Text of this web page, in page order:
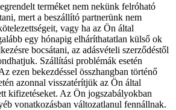
terméket nem nekünk felróható
mert a beszállító partnerünk nem
vagy ha az Ön által
egy hónapig elháríthatatlan külső ok
bocsátani, az adásvételi szerződéstől
Szállítási problémák esetén
ezen bekezdéssel összhangban történő
azonnal visszatérítjük az Ön által
kifizetéseket. Az Ön jogszabályokban
vonatkozásban változatlanul fennállnak.